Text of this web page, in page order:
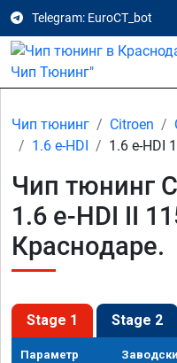
Telegram: EuroCT_bot
Чип тюнинг Citroen
1.6 e-HDI
1.6 e-HDI
Чип тюнинг
1.6 e-HDI II
Краснодаре.
Stage 1 Stage 2
Параметр